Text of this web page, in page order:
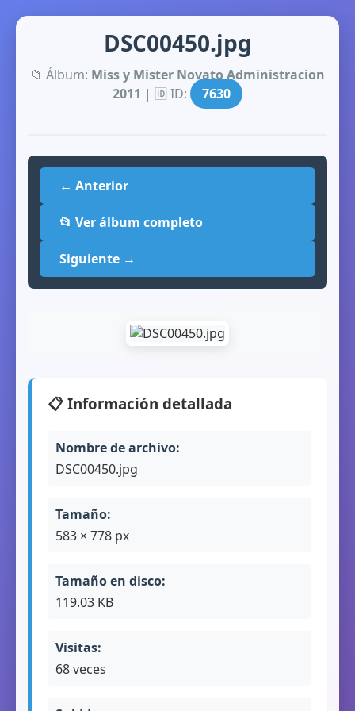
DSC00450.jpg
📁 Álbum: Miss y Mister Novato Administracion
2011 | 🆔 ID: 7630
← Anterior
📂 Ver álbum completo
Siguiente →
📋 Información detallada
Nombre de archivo:
DSC00450.jpg
Tamaño:
583 × 778 px
Tamaño en disco:
119.03 KB
Visitas:
68 veces